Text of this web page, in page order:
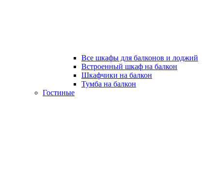
Все шкафы для балконов и лоджий
Встроенный шкаф на балкон
Шкафчики на балкон
Тумба на балкон
Гостиные